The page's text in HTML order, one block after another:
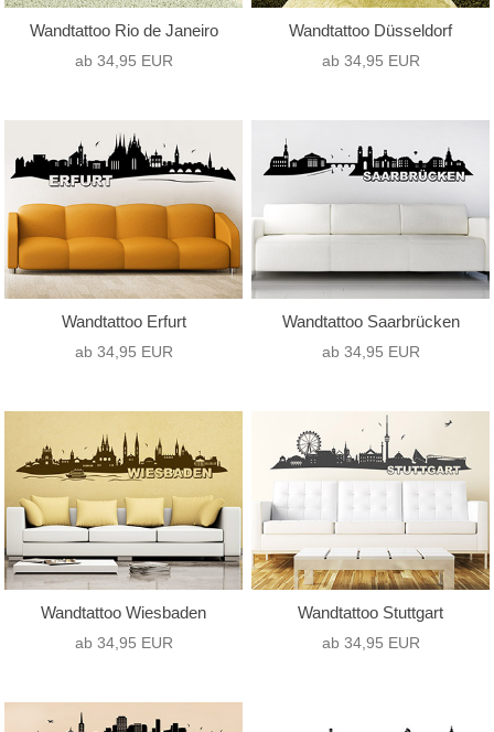
Wandtattoo Rio de Janeiro
ab 34,95 EUR
Wandtattoo Düsseldorf
ab 34,95 EUR
Wandtattoo Erfurt
ab 34,95 EUR
Wandtattoo Saarbrücken
ab 34,95 EUR
Wandtattoo Wiesbaden
ab 34,95 EUR
Wandtattoo Stuttgart
ab 34,95 EUR